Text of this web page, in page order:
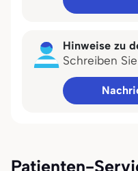
Hinweise zu
Schreiben
Patienten-